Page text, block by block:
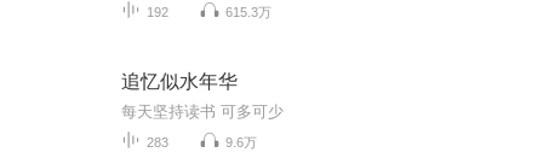
192 615.3万
追忆似水年华
每天坚持读书 可多可少
283 9.6万